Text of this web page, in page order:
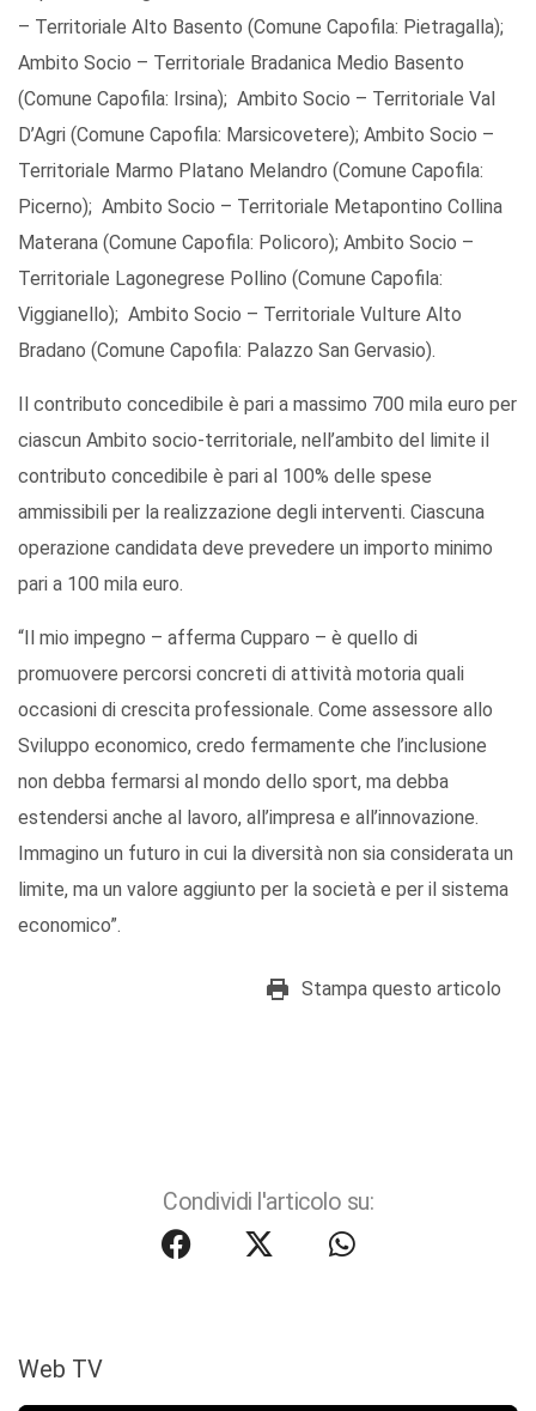
– Territoriale Alto Basento (Comune Capofila: Pietragalla);
Ambito Socio – Territoriale Bradanica Medio Basento
(Comune Capofila: Irsina); Ambito Socio – Territoriale Val
D’Agri (Comune Capofila: Marsicovetere); Ambito Socio –
Territoriale Marmo Platano Melandro (Comune Capofila:
Picerno); Ambito Socio – Territoriale Metapontino Collina
Materana (Comune Capofila: Policoro); Ambito Socio –
Territoriale Lagonegrese Pollino (Comune Capofila:
Viggianello); Ambito Socio – Territoriale Vulture Alto
Bradano (Comune Capofila: Palazzo San Gervasio).
Il contributo concedibile è pari a massimo 700 mila euro per
ciascun Ambito socio-territoriale, nell’ambito del limite il
contributo concedibile è pari al 100% delle spese
ammissibili per la realizzazione degli interventi. Ciascuna
operazione candidata deve prevedere un importo minimo
pari a 100 mila euro.
“Il mio impegno – afferma Cupparo – è quello di
promuovere percorsi concreti di attività motoria quali
occasioni di crescita professionale. Come assessore allo
Sviluppo economico, credo fermamente che l’inclusione
non debba fermarsi al mondo dello sport, ma debba
estendersi anche al lavoro, all’impresa e all’innovazione.
Immagino un futuro in cui la diversità non sia considerata un
limite, ma un valore aggiunto per la società e per il sistema
economico”.
Stampa questo articolo
Condividi l'articolo su:
Web TV